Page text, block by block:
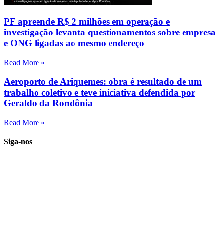
PF apreende R$ 2 milhões em operação e
investigação levanta questionamentos sobre empresa
e ONG ligadas ao mesmo endereço
Read More »
Aeroporto de Ariquemes: obra é resultado de um
trabalho coletivo e teve iniciativa defendida por
Geraldo da Rondônia
Read More »
Siga-nos